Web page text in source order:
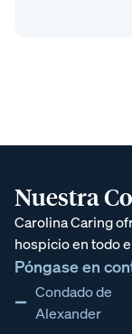
Nuestra
Carolina Caring
hospicio en todo
Póngase en
Condado de
Alexander